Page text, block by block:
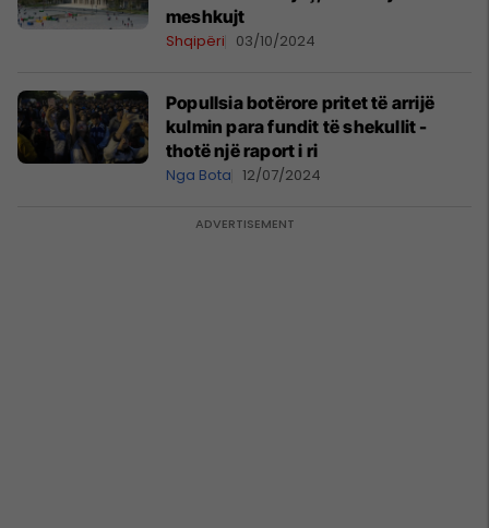
meshkujt
Shqipëri 03/10/2024
Popullsia botërore pritet të arrijë
kulmin para fundit të shekullit -
thotë një raport i ri
Nga Bota 12/07/2024